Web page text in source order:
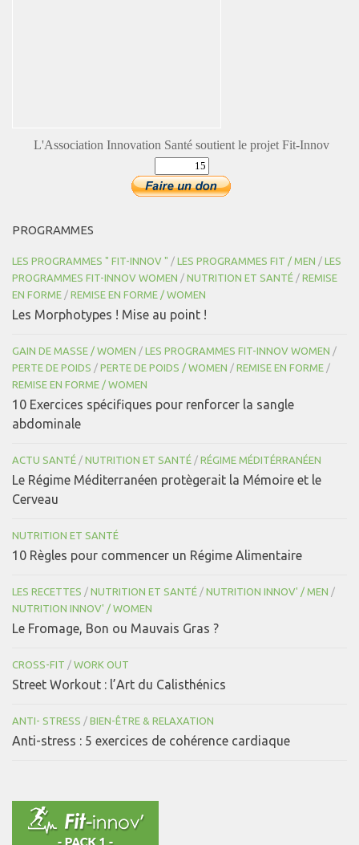
L'Association Innovation Santé soutient le projet Fit-Innov
PROGRAMMES
LES PROGRAMMES " FIT-INNOV " / LES PROGRAMMES FIT / MEN / LES
PROGRAMMES FIT-INNOV WOMEN / NUTRITION ET SANTÉ / REMISE
EN FORME / REMISE EN FORME / WOMEN
Les Morphotypes ! Mise au point !
GAIN DE MASSE / WOMEN / LES PROGRAMMES FIT-INNOV WOMEN /
PERTE DE POIDS / PERTE DE POIDS / WOMEN / REMISE EN FORME /
REMISE EN FORME / WOMEN
10 Exercices spécifiques pour renforcer la sangle
abdominale
ACTU SANTÉ / NUTRITION ET SANTÉ / RÉGIME MÉDITÉRRANÉEN
Le Régime Méditerranéen protègerait la Mémoire et le
Cerveau
NUTRITION ET SANTÉ
10 Règles pour commencer un Régime Alimentaire
LES RECETTES / NUTRITION ET SANTÉ / NUTRITION INNOV' / MEN /
NUTRITION INNOV' / WOMEN
Le Fromage, Bon ou Mauvais Gras ?
CROSS-FIT / WORK OUT
Street Workout : l’Art du Calisthénics
ANTI- STRESS / BIEN-ÊTRE & RELAXATION
Anti-stress : 5 exercices de cohérence cardiaque